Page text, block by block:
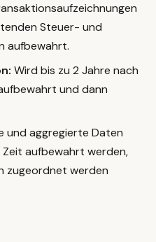
Steuer- und
aufbewahrt.
Wird bis zu 2 Jahre nach
und dann
und aggregierte Daten
aufbewahrt werden,
zugeordnet werden